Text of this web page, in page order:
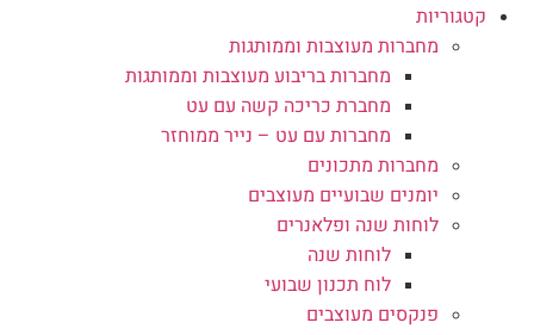
קטגוריות
מחברות מעוצבות וממותגות
מחברות בריבוע מעוצבות וממותגות
מחברת כריכה קשה עם עט
מחברות עם עט – נייר ממוחזר
מחברות מתכונים
יומנים שבועיים מעוצבים
לוחות שנה ופלאנרים
לוחות שנה
לוח תכנון שבועי
פנקסים מעוצבים